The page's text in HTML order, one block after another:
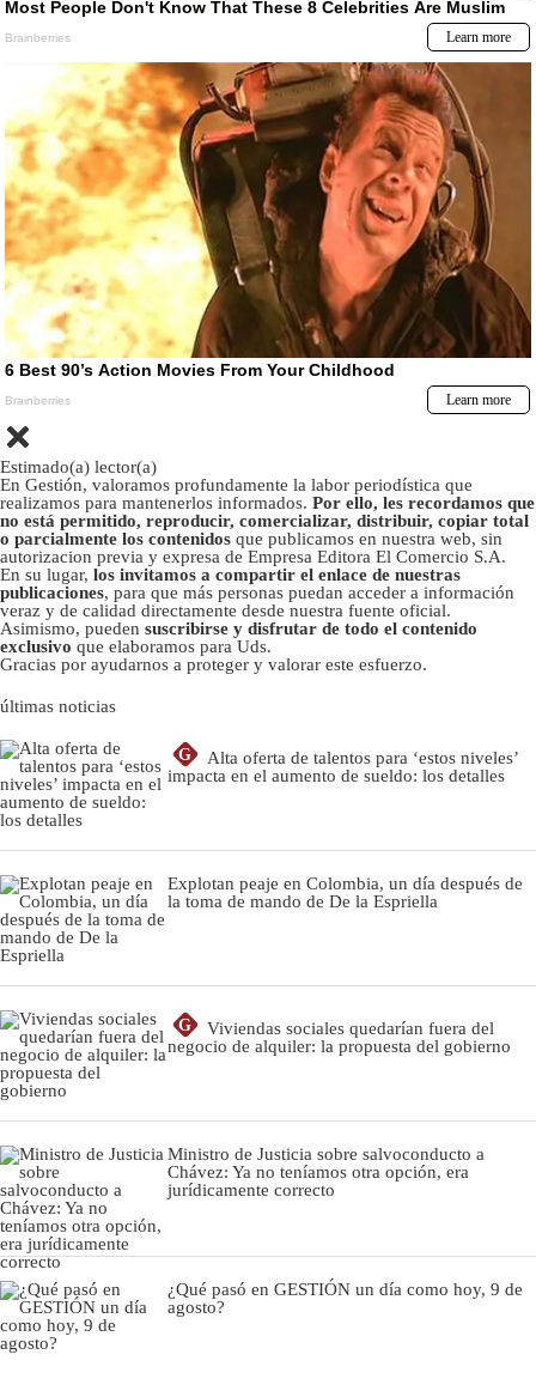
Estimado(a) lector(a)
En Gestión, valoramos profundamente la labor periodística que
realizamos para mantenerlos informados. Por ello, les recordamos que
no está permitido, reproducir, comercializar, distribuir, copiar total
o parcialmente los contenidos que publicamos en nuestra web, sin
autorizacion previa y expresa de Empresa Editora El Comercio S.A.
En su lugar, los invitamos a compartir el enlace de nuestras
publicaciones, para que más personas puedan acceder a información
veraz y de calidad directamente desde nuestra fuente oficial.
Asimismo, pueden suscribirse y disfrutar de todo el contenido
exclusivo que elaboramos para Uds.
Gracias por ayudarnos a proteger y valorar este esfuerzo.
últimas noticias
G
Alta oferta de talentos para ‘estos niveles’
impacta en el aumento de sueldo: los detalles
Explotan peaje en Colombia, un día después de
la toma de mando de De la Espriella
G
Viviendas sociales quedarían fuera del
negocio de alquiler: la propuesta del gobierno
Ministro de Justicia sobre salvoconducto a
Chávez: Ya no teníamos otra opción, era
jurídicamente correcto
¿Qué pasó en GESTIÓN un día como hoy, 9 de
agosto?